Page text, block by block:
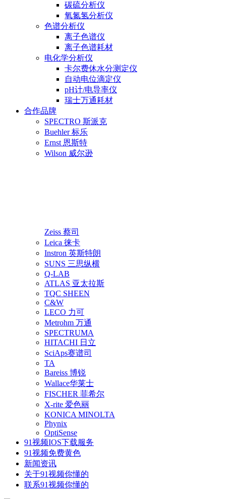
碳硫分析仪
氧氮氢分析仪
色谱分析仪
离子色谱仪
离子色谱耗材
电化学分析仪
卡尔费休水分测定仪
自动电位滴定仪
pH计/电导率仪
瑞士万通耗材
合作品牌
SPECTRO 斯派克
Buehler 标乐
Ernst 恩斯特
Wilson 威尔逊
Zeiss 蔡司
Leica 徕卡
Instron 英斯特朗
SUNS 三思纵横
Q-LAB
ATLAS 亚太拉斯
TQC SHEEN
C&W
LECO 力可
Metrohm 万通
SPECTRUMA
HITACHI 日立
SciAps赛谱司
TA
Bareiss 博锐
Wallace华莱士
FISCHER 菲希尔
X-rite 爱色丽
KONICA MINOLTA
Phynix
OptiSense
91视频IOS下载服务
91视频免费黄色
新闻资讯
关于91视频你懂的
联系91视频你懂的